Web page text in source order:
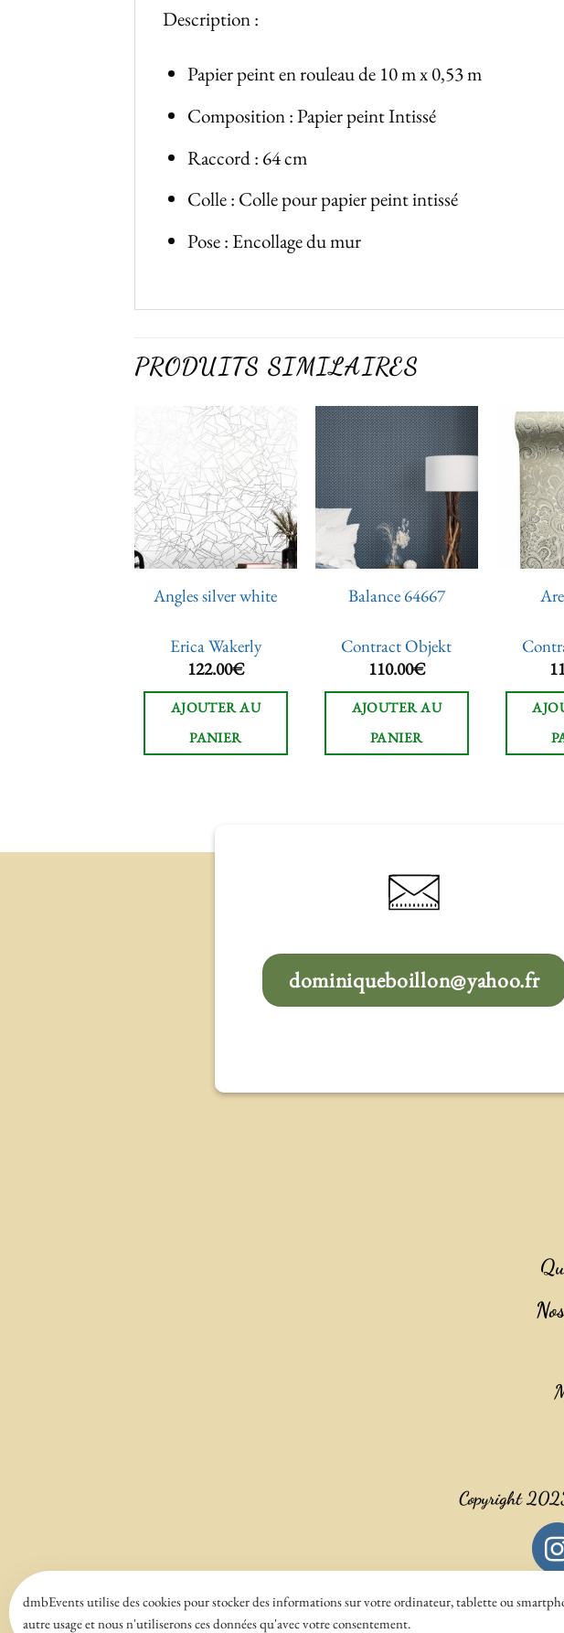
Description :
Papier peint en rouleau de 10 m x 0,53 m
Composition : Papier peint Intissé
Raccord : 64 cm
Colle : Colle pour papier peint intissé
Pose : Encollage du mur
PRODUITS SIMILAIRES
Ajouter
à la liste
de
souhaits
Angles silver white
Erica Wakerly
122.00€
AJOUTER AU
PANIER
Ajouter
à la liste
de
souhaits
Balance 64667
Contract Objekt
110.00€
AJOUTER AU
PANIER
dominiqueboillon@yahoo.fr
Copyright
dmbEvents utilise des cookies pour stocker des informations sur votre ordinateur, tablette ou
autre usage et nous n'utiliserons ces données qu'avec votre consentement.